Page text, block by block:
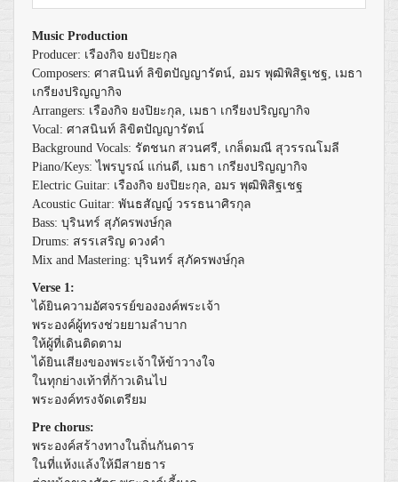
Music Production
Producer: เรืองกิจ ยงปิยะกุล
Composers: ศาสนินท์ ลิขิตปัญญารัตน์, อมร พุฒิพิสิฐเชฐ, เมธา
เกรียงปริญญากิจ
Arrangers: เรืองกิจ ยงปิยะกุล, เมธา เกรียงปริญญากิจ
Vocal: ศาสนินท์ ลิขิตปัญญารัตน์
Background Vocals: รัตชนก สวนศรี, เกล็ดมณี สุวรรณโมลี
Piano/Keys: ไพรบูรณ์ แก่นดี, เมธา เกรียงปริญญากิจ
Electric Guitar: เรืองกิจ ยงปิยะกุล, อมร พุฒิพิสิฐเชฐ
Acoustic Guitar: พันธสัญญ์ วรรธนาศิรกุล
Bass: บุรินทร์ สุภัครพงษ์กุล
Drums: สรรเสริญ ดวงคำ
Mix and Mastering: บุรินทร์ สุภัครพงษ์กุล
Verse 1:
ได้ยินความอัศจรรย์ขององค์พระเจ้า
พระองค์ผู้ทรงช่วยยามลำบาก
ให้ผู้ที่เดินติดตาม
ได้ยินเสียงของพระเจ้าให้ข้าวางใจ
ในทุกย่างเท้าที่ก้าวเดินไป
พระองค์ทรงจัดเตรียม
Pre chorus:
พระองค์สร้างทางในถิ่นกันดาร
ในที่แห้งแล้งให้มีสายธาร